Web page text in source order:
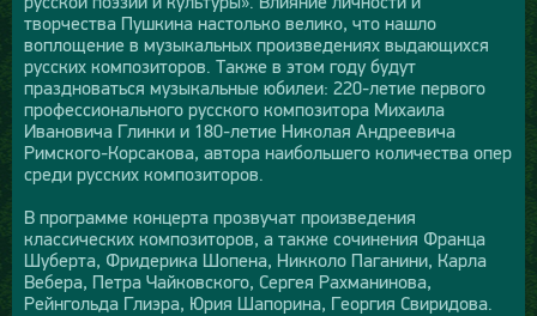
творчества Пушкина настолько велико, что нашло
воплощение в музыкальных произведениях выдающихся
русских композиторов. Также в этом году будут
праздноваться музыкальные юбилеи: 220-летие первого
профессионального русского композитора Михаила
Ивановича Глинки и 180-летие Николая Андреевича
Римского-Корсакова, автора наибольшего количества опер
среди русских композиторов.
В программе концерта прозвучат произведения
классических композиторов, а также сочинения Франца
Шуберта, Фридерика Шопена, Никколо Паганини, Карла
Вебера, Петра Чайковского, Сергея Рахманинова,
Рейнгольда Глиэра, Юрия Шапорина, Георгия Свиридова.